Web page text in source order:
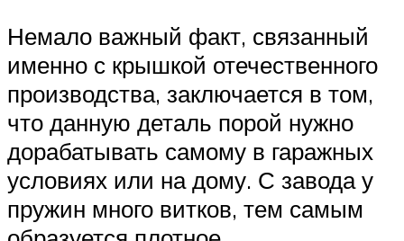
Немало важный факт, связанный
именно с крышкой отечественного
производства, заключается в том,
что данную деталь порой нужно
дорабатывать самому в гаражных
условиях или на дому. С завода у
пружин много витков, тем самым